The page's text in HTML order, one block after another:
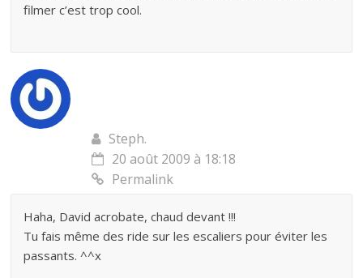
filmer c’est trop cool.
Steph.
20 août 2009 à 18:18
Permalink
Haha, David acrobate, chaud devant !!!
Tu fais même des ride sur les escaliers pour éviter les
passants. ^^x